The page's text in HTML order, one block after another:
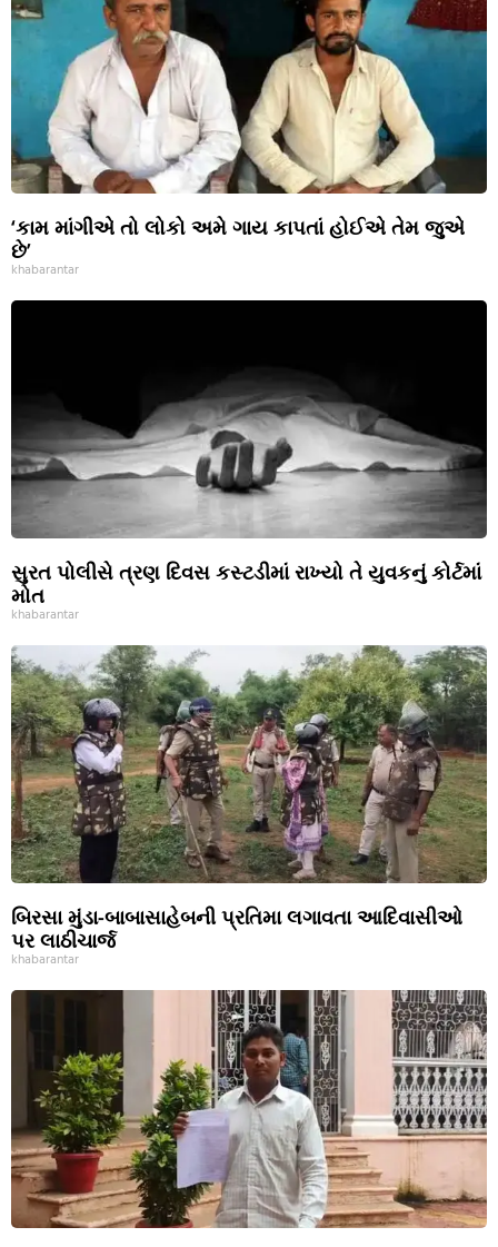
‘કામ માંગીએ તો લોકો અમે ગાય કાપતાં હોઈએ તેમ જુએ
છે’
khabarantar
સુરત પોલીસે ત્રણ દિવસ કસ્ટડીમાં રાખ્યો તે યુવકનું કોર્ટમાં
મોત
khabarantar
બિરસા મુંડા-બાબાસાહેબની પ્રતિમા લગાવતા આદિવાસીઓ
પર લાઠીચાર્જ
khabarantar